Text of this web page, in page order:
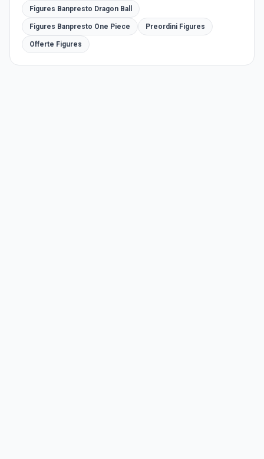
Figures Banpresto Dragon Ball
Figures Banpresto One Piece Preordini Figures
Offerte Figures